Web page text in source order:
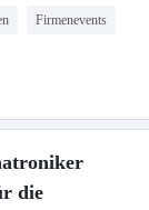
Firmenevents
die